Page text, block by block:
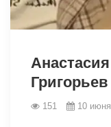
151 10